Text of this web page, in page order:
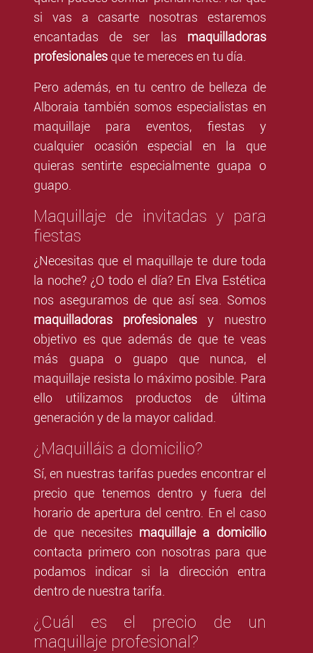
si vas a casarte nosotras estaremos
encantadas de ser las maquilladoras
profesionales que te mereces en tu día.
Pero además, en tu centro de belleza de
Alboraia también somos especialistas en
maquillaje para eventos, fiestas y
cualquier ocasión especial en la que
quieras sentirte especialmente guapa o
guapo.
Maquillaje de invitadas y para
fiestas
¿Necesitas que el maquillaje te dure toda
la noche? ¿O todo el día? En Elva Estética
nos aseguramos de que así sea. Somos
maquilladoras profesionalesy nuestro
objetivo es que además de que te veas
más guapa o guapo que nunca, el
maquillaje resista lo máximo posible. Para
ello utilizamos productos de última
generación y de la mayor calidad.
¿Maquilláis a domicilio?
Sí, en nuestras tarifas puedes encontrar el
precio que tenemos dentro y fuera del
horario de apertura del centro. En el caso
de que necesites maquillaje a domicilio
contacta primero con nosotras para que
podamos indicar si la dirección entra
dentro de nuestra tarifa.
¿Cuál es el precio de un
maquillaje profesional?